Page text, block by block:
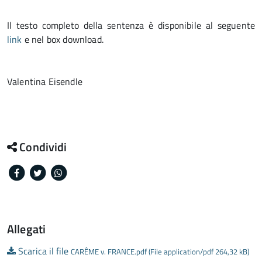
Il testo completo della sentenza è disponibile al seguente
link e nel box download.
Valentina Eisendle
Condividi
Facebook
Twitter
Allegati
Scarica il file CARÊME v. FRANCE.pdf (File application/pdf 264,32 kB)